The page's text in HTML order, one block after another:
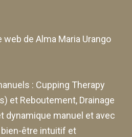
web deAlma Maria Urango
: Cupping Therapy
et Reboutement, Drainage
dynamique manuel et avec
bien-être intuitif et